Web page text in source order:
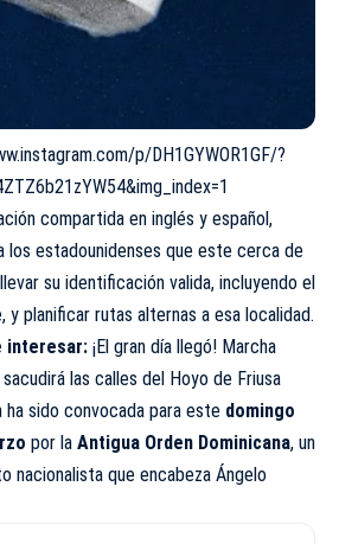
p/DH1GYWOR1GF/?
compartida en inglés y español,
los estadounidenses que este cerca de
su identificación valida, incluyendo el
y planificar rutas alternas a esa localidad.
interesar: ¡El gran día llegó! Marcha
las calles del Hoyo de Friusa
ha sido convocada para este domingo
por la Antigua Orden Dominicana, un
nacionalista que encabeza Ángelo